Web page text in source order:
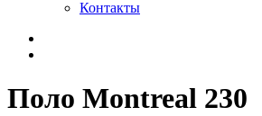
Контакты
Поло Montreal 230